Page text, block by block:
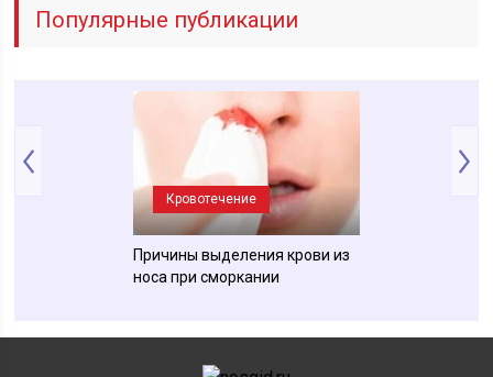
Популярные публикации
Кровотечение
Причины выделения крови из
носа при сморкании